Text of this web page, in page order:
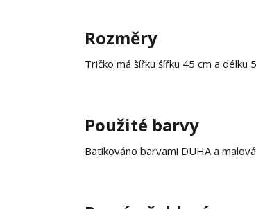
Rozměry
Tričko má šířku šířku 45 cm a
Použité barvy
Batikováno barvami DUHA a